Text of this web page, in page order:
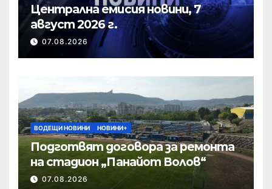
Централна емисия новини, 7
август 2026 г.
07.08.2026
ВОДЕЩИ НОВИНИ НОВИНИ+
Подготвят договора за ремонта
на стадион „Панайот Волов“
07.08.2026